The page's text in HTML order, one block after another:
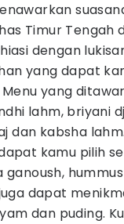
Timur Tengah
dengan
yang dapat
yang
lahm, briyani
dan kabsha
kamu pilih
ganoush,
dapat
dan puding.